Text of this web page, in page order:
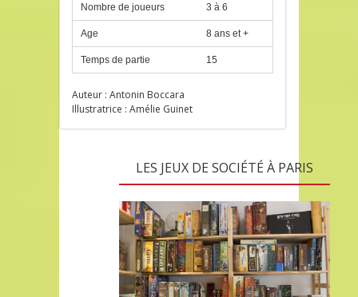
Nombre de joueurs 3 à 6
Age 8 ans et +
Temps de partie 15
Auteur : Antonin Boccara
Illustratrice : Amélie Guinet
LES JEUX DE SOCIÉTÉ À PARIS